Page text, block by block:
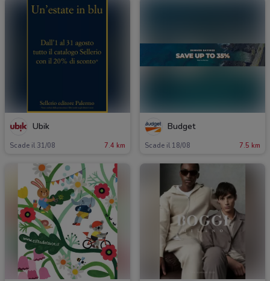
Ubik
Scade il 31/08 7.4 km
Budget
Scade il 18/08 7.5 km